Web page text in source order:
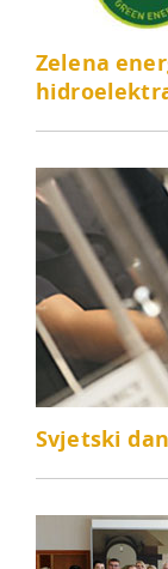
Zelena
Svjetski